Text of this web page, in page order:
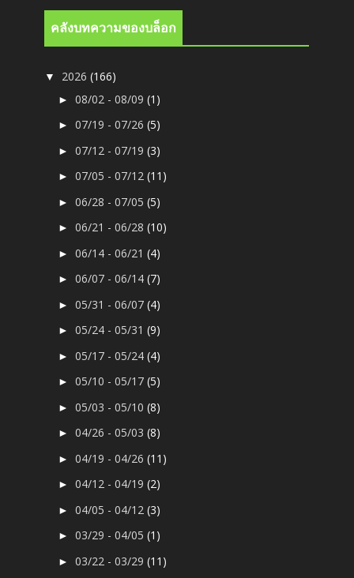
คลังบทความของบล็อก
▼ 2026(166)
►08/02 - 08/09(1)
►07/19 - 07/26(5)
►07/12 - 07/19(3)
►07/05 - 07/12(11)
►06/28 - 07/05(5)
►06/21 - 06/28(10)
►06/14 - 06/21(4)
►06/07 - 06/14(7)
►05/31 - 06/07(4)
►05/24 - 05/31(9)
►05/17 - 05/24(4)
►05/10 - 05/17(5)
►05/03 - 05/10(8)
►04/26 - 05/03(8)
►04/19 - 04/26(11)
►04/12 - 04/19(2)
►04/05 - 04/12(3)
►03/29 - 04/05(1)
►03/22 - 03/29(11)